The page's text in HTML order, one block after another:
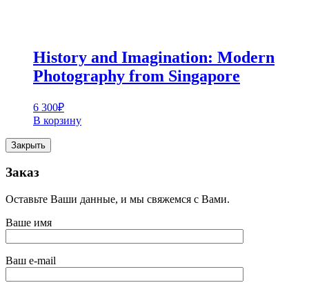
History and Imagination: Modern
Photography from Singapore
6 300₽
В корзину
Закрыть
Заказ
Оставьте Ваши данные, и мы свяжемся с Вами.
Ваше имя
Ваш e-mail